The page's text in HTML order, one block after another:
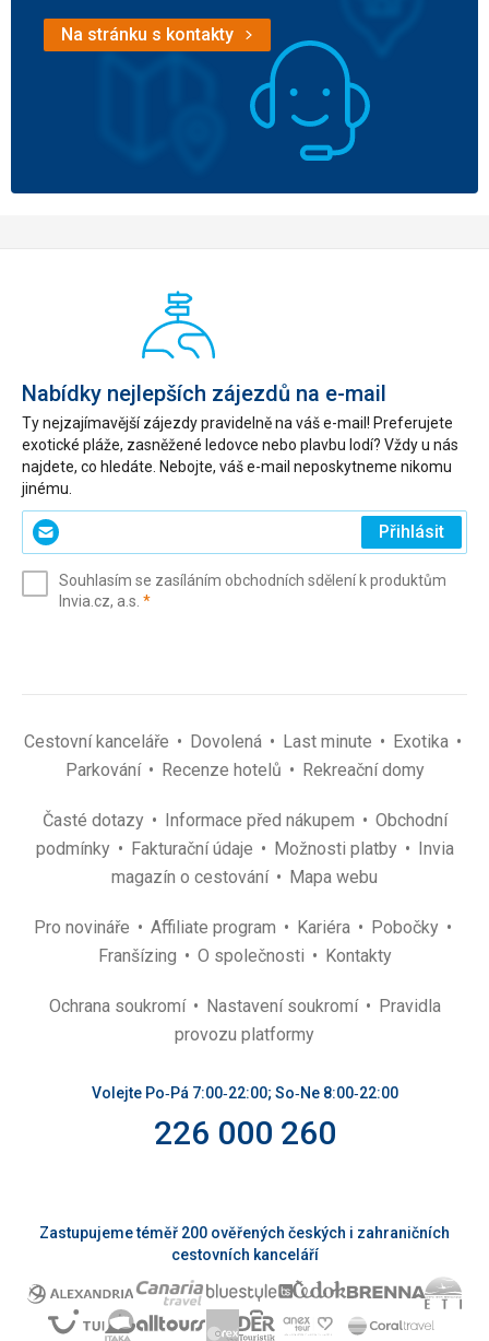
Na stránku s kontakty
Nabídky nejlepších zájezdů na e-mail
Ty nejzajímavější zájezdy pravidelně na váš e-mail! Preferujete
exotické pláže, zasněžené ledovce nebo plavbu lodí? Vždy u nás
najdete, co hledáte. Nebojte, váš e-mail neposkytneme nikomu
jinému.
Zadejte
svůj
(povinné)
Přihlásit
Souhlasím se zasíláním obchodních sdělení k produktům
Invia.cz, a.s. *(povinné)
Cestovní kanceláře Dovolená Last minute
Exotika
Parkování
Recenze hotelů Rekreační domy
Časté dotazy Informace před nákupem
Obchodní
podmínky
Fakturační údaje Možnosti platby
Invia
magazín o cestování
Mapa webu
Pro novináře Affiliate program Kariéra
Pobočky
Franšízing
O společnosti Kontakty
Ochrana soukromí Nastavení soukromí
Pravidla
provozu platformy
Volejte Po‑Pá 7:00‑22:00; So‑Ne 8:00‑22:00
226 000 260
Zastupujeme téměř 200 ověřených českých i zahraničních
cestovních kanceláří